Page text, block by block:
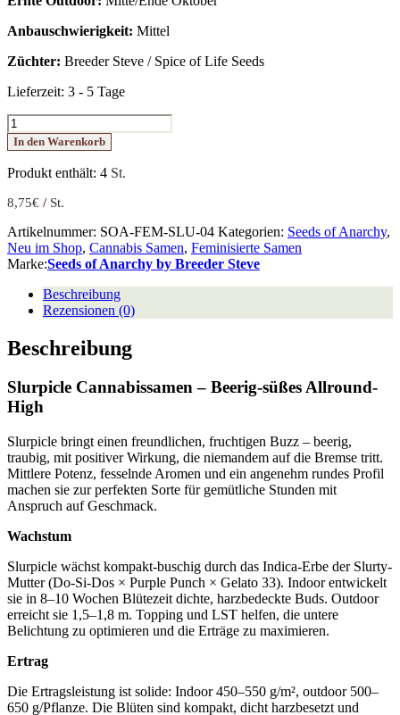
Anbauschwierigkeit: Mittel
Züchter: Breeder Steve / Spice of Life Seeds
Lieferzeit: 3 - 5 Tage
Slurpicle
Menge
In den Warenkorb
Produkt enthält: 4 St.
8,75€ / St.
Artikelnummer: SOA-FEM-SLU-04 Kategorien: Seeds of Anarchy,
Neu im Shop, Cannabis Samen, Feminisierte Samen
Marke:Seeds of Anarchy by Breeder Steve
Beschreibung
Rezensionen (0)
Beschreibung
Slurpicle Cannabissamen – Beerig-süßes Allround-
High
Slurpicle bringt einen freundlichen, fruchtigen Buzz – beerig,
traubig, mit positiver Wirkung, die niemandem auf die Bremse tritt.
Mittlere Potenz, fesselnde Aromen und ein angenehm rundes Profil
machen sie zur perfekten Sorte für gemütliche Stunden mit
Anspruch auf Geschmack.
Wachstum
Slurpicle wächst kompakt-buschig durch das Indica-Erbe der Slurty-
Mutter (Do-Si-Dos × Purple Punch × Gelato 33). Indoor entwickelt
sie in 8–10 Wochen Blütezeit dichte, harzbedeckte Buds. Outdoor
erreicht sie 1,5–1,8 m. Topping und LST helfen, die untere
Belichtung zu optimieren und die Erträge zu maximieren.
Ertrag
Die Ertragsleistung ist solide: Indoor 450–550 g/m², outdoor 500–
650 g/Pflanze. Die Blüten sind kompakt, dicht harzbesetzt und